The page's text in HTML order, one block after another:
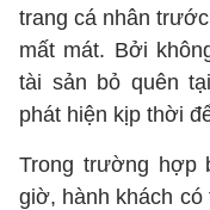
trang cá nhân
mất mát. Bởi
tài sản bỏ quên
phát hiện kịp thời
Trong trường hợp
giờ, hành khách có